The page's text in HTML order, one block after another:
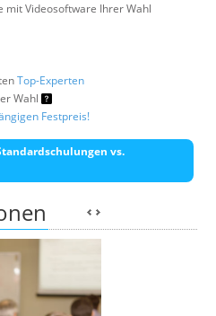
mit Videosoftware Ihrer Wahl
Top-Experten
Wahl
Festpreis!
vs.